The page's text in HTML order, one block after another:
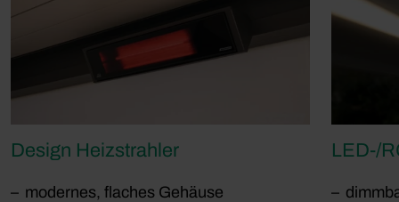
Design Heizstrahler
modernes, flaches Gehäuse
LED-/